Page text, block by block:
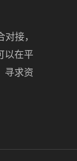
接，
以在平
寻求资